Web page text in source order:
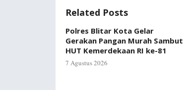
Related Posts
Polres Blitar Kota Gelar
Gerakan Pangan Murah Sambut
HUT Kemerdekaan RI ke-81
7 Agustus 2026